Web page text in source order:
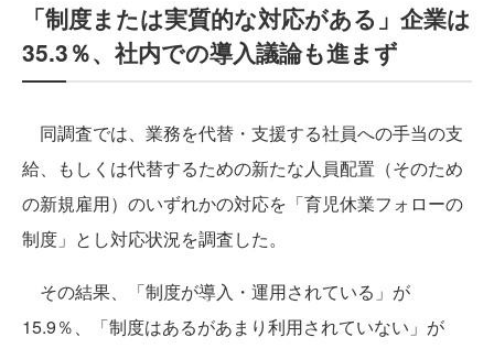
「制度または実質的な対応がある」企業は
35.3％、社内での導入議論も進まず
同調査では、業務を代替・支援する社員への手当の支
給、もしくは代替するための新たな人員配置（そのため
の新規雇用）のいずれかの対応を「育児休業フォローの
制度」とし対応状況を調査した。
その結果、「制度が導入・運用されている」が
15.9％、「制度はあるがあまり利用されていない」が